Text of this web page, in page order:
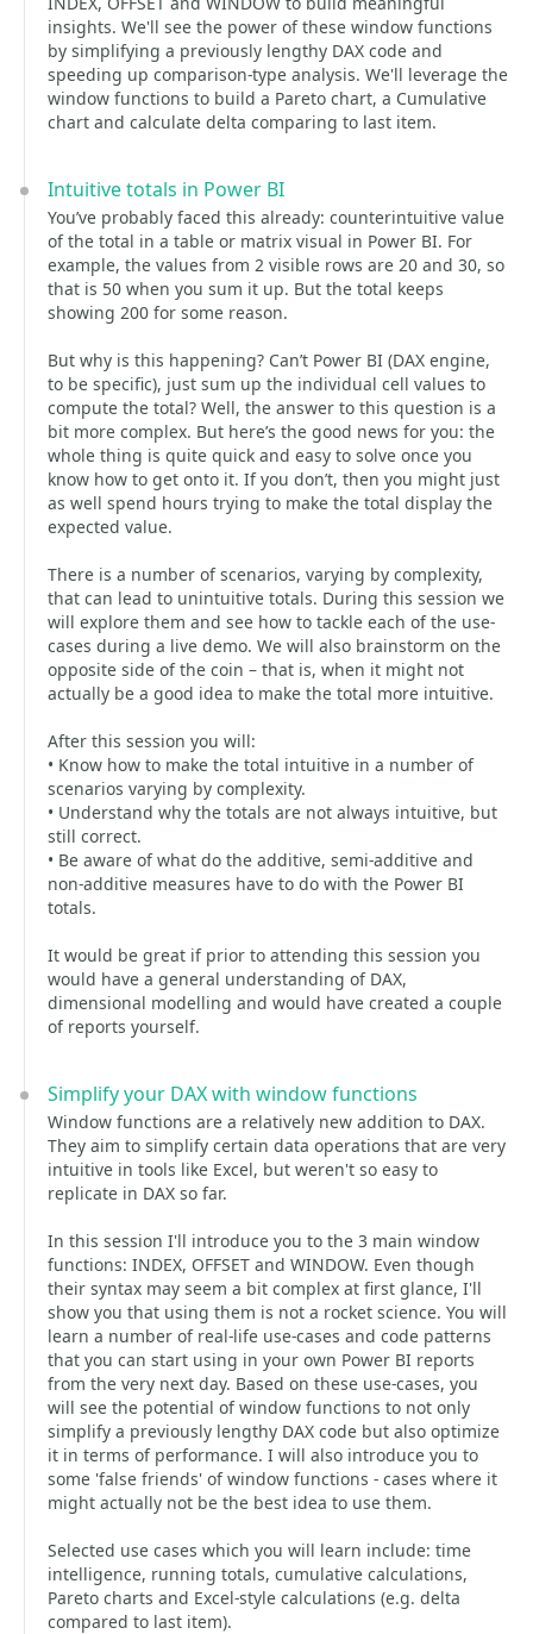
insights. We'll see the power of these window functions
by simplifying a previously lengthy DAX code and
speeding up comparison-type analysis. We'll leverage the
window functions to build a Pareto chart, a Cumulative
chart and calculate delta comparing to last item.
Intuitive totals in Power BI
You’ve probably faced this already: counterintuitive value
of the total in a table or matrix visual in Power BI. For
example, the values from 2 visible rows are 20 and 30, so
that is 50 when you sum it up. But the total keeps
showing 200 for some reason.
But why is this happening? Can’t Power BI (DAX engine,
to be specific), just sum up the individual cell values to
compute the total? Well, the answer to this question is a
bit more complex. But here’s the good news for you: the
whole thing is quite quick and easy to solve once you
know how to get onto it. If you don’t, then you might just
as well spend hours trying to make the total display the
expected value.
There is a number of scenarios, varying by complexity,
that can lead to unintuitive totals. During this session we
will explore them and see how to tackle each of the use-
cases during a live demo. We will also brainstorm on the
opposite side of the coin – that is, when it might not
actually be a good idea to make the total more intuitive.
After this session you will:
• Know how to make the total intuitive in a number of
scenarios varying by complexity.
• Understand why the totals are not always intuitive, but
still correct.
• Be aware of what do the additive, semi-additive and
non-additive measures have to do with the Power BI
totals.
It would be great if prior to attending this session you
would have a general understanding of DAX,
dimensional modelling and would have created a couple
of reports yourself.
Simplify your DAX with window functions
Window functions are a relatively new addition to DAX.
They aim to simplify certain data operations that are very
intuitive in tools like Excel, but weren't so easy to
replicate in DAX so far.
In this session I'll introduce you to the 3 main window
functions: INDEX, OFFSET and WINDOW. Even though
their syntax may seem a bit complex at first glance, I'll
show you that using them is not a rocket science. You will
learn a number of real-life use-cases and code patterns
that you can start using in your own Power BI reports
from the very next day. Based on these use-cases, you
will see the potential of window functions to not only
simplify a previously lengthy DAX code but also optimize
it in terms of performance. I will also introduce you to
some 'false friends' of window functions - cases where it
might actually not be the best idea to use them.
Selected use cases which you will learn include: time
intelligence, running totals, cumulative calculations,
Pareto charts and Excel-style calculations (e.g. delta
compared to last item).